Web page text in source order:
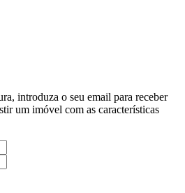
introduza o seu email para receber
um imóvel com as características